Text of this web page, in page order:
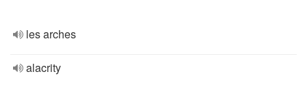
les arches
alacrity